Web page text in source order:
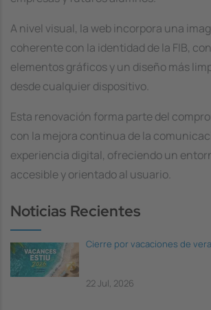
A nivel visual, la web incorpora una
coherente con la identidad de la FIB,
elementos gráficos y un diseño más
desde cualquier dispositivo.
Esta renovación forma parte del
con la mejora continua de la
experiencia digital, ofreciendo un
accesible y orientado al usuario.
Noticias Recientes
Cierre por vacaciones de
22 Jul, 2026